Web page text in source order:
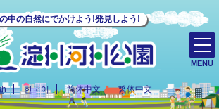
中の自然にでかけよう!発見しよう!
한국어 简体中文 繁体中文
MENU